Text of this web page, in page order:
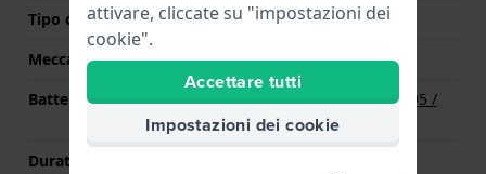
Tipo di display
Analogico
Meccanismo
Quarzo
Batteria
Batteria Renata R395 395 /
SR927SW
Durata della batteria
attivare, cliccate su "impostazioni dei
cookie".
Accettare tutti
Impostazioni dei cookie